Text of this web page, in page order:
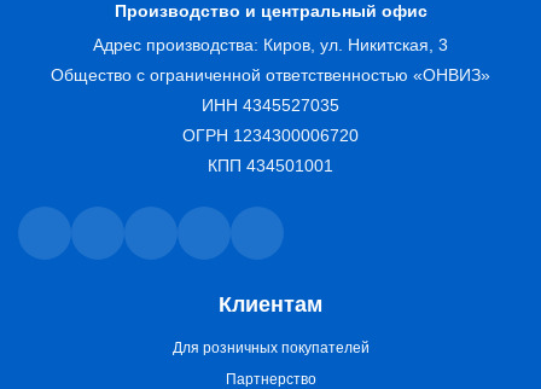
Производство и центральный офис
Адрес производства: Киров, ул. Никитская, 3
Общество с ограниченной ответственностью «ОНВИЗ»
ИНН 4345527035
ОГРН 1234300006720
КПП 434501001
Клиентам
Для розничных покупателей
Партнерство